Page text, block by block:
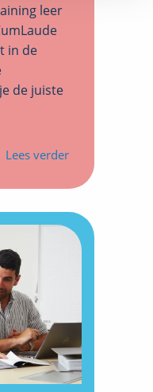
leer
in de
de juiste
Lees verder
Training
Sectie